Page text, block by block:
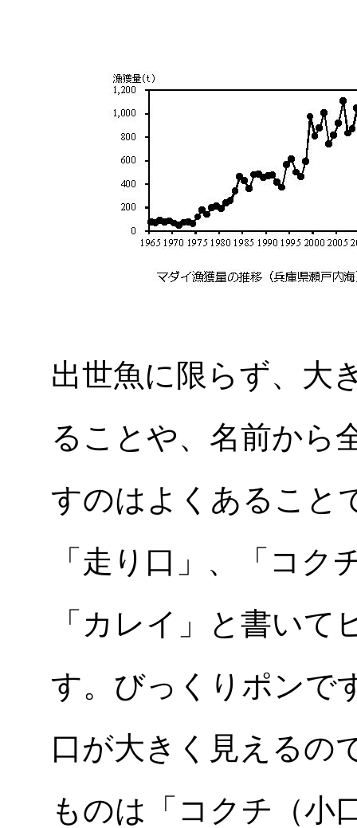
出世魚に限らず、大
ることや、名前から
すのはよくあること
「走り口」、「コク
「カレイ」と書い
す。びっくりポンで
口が大きく見えるの
ものは「コクチ（小